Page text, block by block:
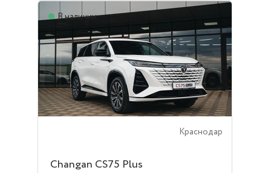
В наличии
Краснодар
Changan CS75 Plus